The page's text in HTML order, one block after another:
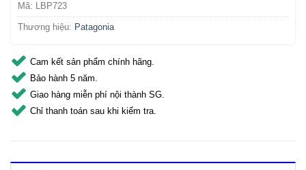
Mã: LBP723
Thương hiệu: Patagonia
Cam kết sản phẩm chính hãng.
Bảo hành 5 năm.
Giao hàng miễn phí nội thành SG.
Chỉ thanh toán sau khi kiểm tra.